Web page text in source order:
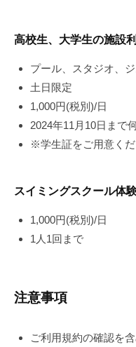
高校生、大学生の施
プール、スタジオ、
土日限定
1,000円(税別)/日
2024年11月10日まで
※学生証をご用意く
スイミングスクール体
1,000円(税別)/日
1人1回まで
注意事項
ご利用規約の確認を